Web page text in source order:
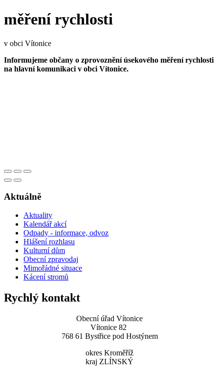
měření rychlosti
v obci Vítonice
Informujeme občany o zprovoznění úsekového měření rychlosti
na hlavní komunikaci v obci Vítonice.
Aktuálně
Aktuality
Kalendář akcí
Odpady - informace, odvoz
Hlášení rozhlasu
Kulturní dům
Obecní zpravodaj
Mimořádné situace
Kácení stromů
Rychlý kontakt
Obecní úřad Vítonice
Vítonice 82
768 61 Bystřice pod Hostýnem
okres Kroměříž
kraj ZLÍNSKÝ